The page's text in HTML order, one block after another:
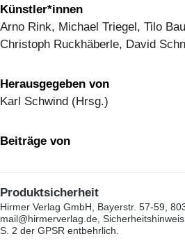
Künstler*innen
Arno Rink, Michael Triegel, Tilo
Christoph Ruckhäberle, David
Herausgegeben von
Karl Schwind (Hrsg.)
Beiträge von
Produktsicherheit
Hirmer Verlag GmbH, Bayerstr. 57-59,
mail@hirmerverlag.de,
S. 2 der GPSR entbehrlich.